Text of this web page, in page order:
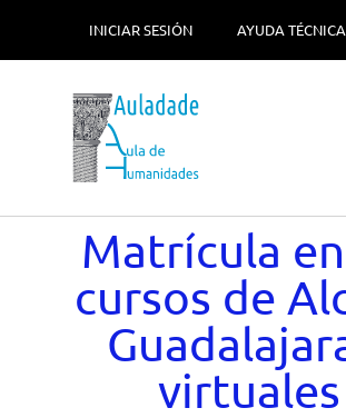
INICIAR SESIÓN AYUDA TÉCNICA
Matrícula
cursos de
virtuales